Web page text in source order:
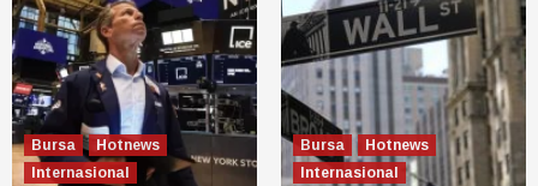
Bursa
Hotnews
Internasional
Bursa
Hotnews
Internasional